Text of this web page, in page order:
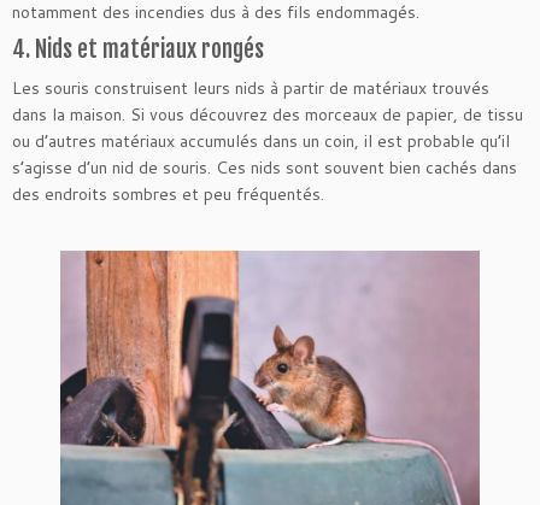
notamment des incendies dus à des fils endommagés.
4. Nids et matériaux rongés
Les souris construisent leurs nids à partir de matériaux trouvés
dans la maison. Si vous découvrez des morceaux de papier, de tissu
ou d’autres matériaux accumulés dans un coin, il est probable qu’il
s’agisse d’un nid de souris. Ces nids sont souvent bien cachés dans
des endroits sombres et peu fréquentés.